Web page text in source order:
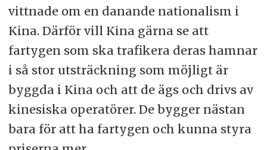
vittnade om en danande nationalism i
Kina. Därför vill Kina gärna se att
fartygen som ska trafikera deras hamnar
i så stor utsträckning som möjligt är
byggda i Kina och att de ägs och drivs av
kinesiska operatörer. De bygger nästan
bara för att ha fartygen och kunna styra